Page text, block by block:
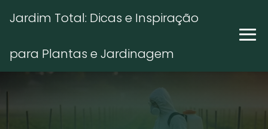
Jardim Total: Dicas e Inspiração
para Plantas e Jardinagem